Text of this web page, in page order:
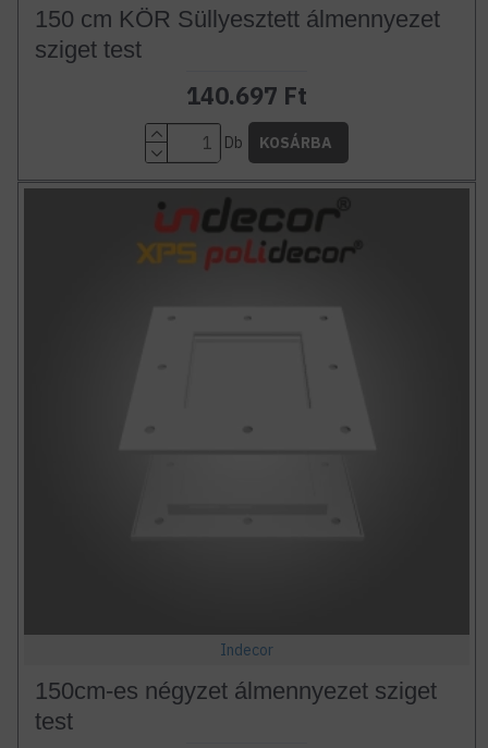
150 cm KÖR Süllyesztett álmennyezet
sziget test
140.697 Ft
Db KOSÁRBA
Indecor
150cm-es négyzet álmennyezet sziget
test